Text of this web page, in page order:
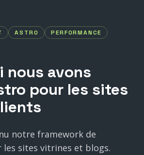
ASTRO
PERFORMANCE
nous avons
pour les sites
notre framework de
les sites vitrines et blogs.